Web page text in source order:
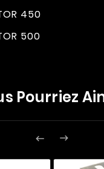
450
500
Pourriez
 